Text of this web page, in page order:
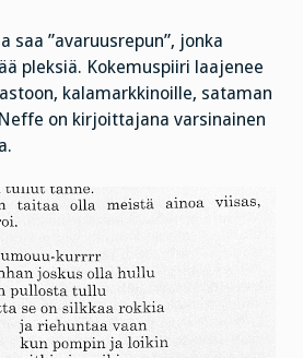
saa ”avaruusrepun”, jonka
pleksiä. Kokemuspiiri laajenee
kalamarkkinoille, sataman
on kirjoittajana varsinainen